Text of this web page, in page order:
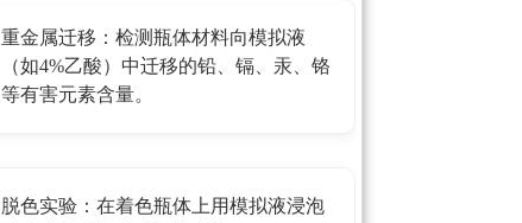
重金属迁移：检测瓶体材料向模拟液
（如4%乙酸）中迁移的铅、镉、汞、铬
等有害元素含量。
脱色实验：在着色瓶体上用模拟液浸泡